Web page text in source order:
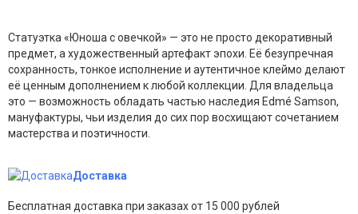
Статуэтка «Юноша с овечкой» — это не просто декоративный
предмет, а художественный артефакт эпохи. Её безупречная
сохранность, тонкое исполнение и аутентичное клеймо делают
её ценным дополнением к любой коллекции. Для владельца
это — возможность обладать частью наследия Edmé Samson,
мануфактуры, чьи изделия до сих пор восхищают сочетанием
мастерства и поэтичности.
Доставка
Бесплатная доставка при заказах от 15 000 рублей